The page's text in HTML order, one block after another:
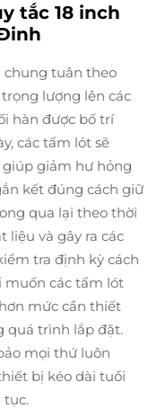
tắc 18 inch
chung tuân theo
lượng lên các
hàn được bố trí
các tấm lót sẽ
giảm hư hỏng
kết đúng cách giữ
qua lại theo thời
liệu và gây ra các
tra định kỳ cách
muốn các tấm lót
mức cần thiết
quá trình lắp đặt.
mọi thứ luôn
bị kéo dài tuổi
tục.